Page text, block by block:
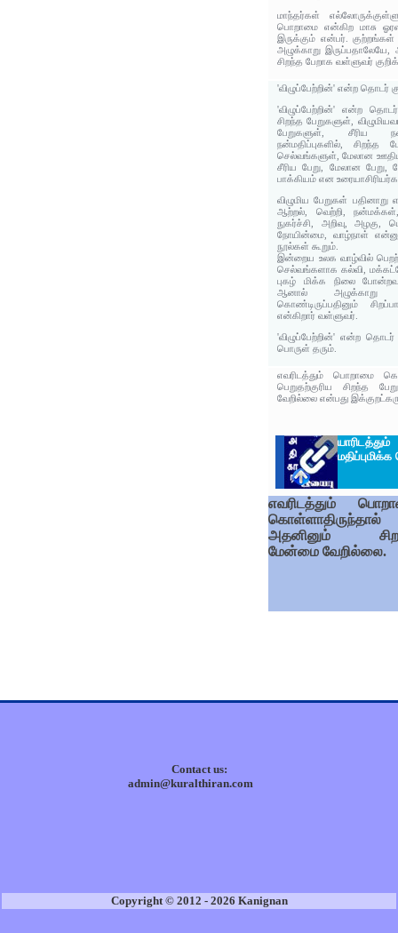
மாந்தர்கள்
பொறாமை என்கிற மாசு
இருக்கும் என்பர். குற்றங்கள்
அழுக்காறு இருப்பதாலேயே,
சிறந்த பேறாக வள்ளுவர்
'விழுப்பேற்றின்' என்ற தொடர்
'விழுப்பேற்றின்' என்ற
சிறந்த பேறுகளுள்,
பேறுகளுள், சீரிய
நன்மதிப்புகளில்,
செல்வங்களுள், மேலான
சீரிய பேறு, மேலான
பாக்கியம் என
விழுமிய பேறுகள்
ஆற்றல், வெற்றி,
நுகர்ச்சி, அறிவு, அழகு,
நோயின்மை, வாழ்நாள்
நூல்கள் கூறும்.
இன்றைய உலக வாழ்வில்
செல்வங்களாக கல்வி,
புகழ் மிக்க நிலை
ஆனால்
கொண்டிருப்பதினும்
என்கிறார் வள்ளுவர்.
'விழுப்பேற்றின்' என்ற தொடர்
பொருள் தரும்.
எவரிடத்தும் பொறாமை
பெறுதற்குரிய சிறந்த
வேறில்லை என்பது
எவரிடத்தும்
கொள்ளாதிருந்தால்
அதனினும்
மேன்மை வேறில்லை.
Contact us:
admin@kuralthiran.com
Copyright © 2012 - 2026 Kanignan